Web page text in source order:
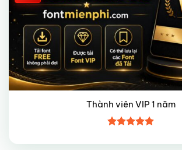
Thành viên VIP 1 năm
hạng55